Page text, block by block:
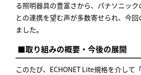
る照明器具の豊富さから、パナソニック
との連携を望む声が多数寄せられ、今回
ました。
■取り組みの概要・今後の展開
このたび、ECHONET Lite規格を介して